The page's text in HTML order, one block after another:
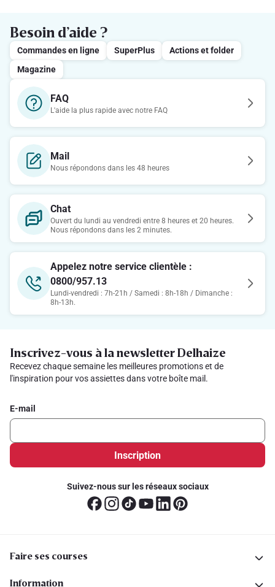
Besoin d’aide ?
Commandes en ligne SuperPlus
Actions et folder
Magazine
FAQ
L'aide la plus rapide avec notre FAQ
Mail
Nous répondons dans les 48 heures
Chat
Ouvert du lundi au vendredi entre 8 heures et 20 heures.
Nous répondons dans les 2 minutes.
Appelez notre service clientèle :
0800/957.13
Lundi-vendredi : 7h-21h / Samedi : 8h-18h / Dimanche :
8h-13h.
Inscrivez-vous à la newsletter Delhaize
Recevez chaque semaine les meilleures promotions et de
l'inspiration pour vos assiettes dans votre boîte mail.
E-mail
Inscription
Suivez-nous sur les réseaux sociaux
Faire ses courses
Information